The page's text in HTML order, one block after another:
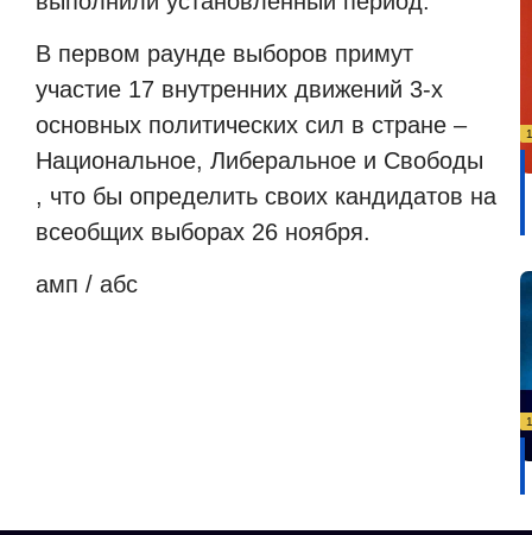
В первом раунде выборов примут
участие 17 внутренних движений 3-х
основных политических сил в стране –
Национальное, Либеральное и Свободы
, что бы определить своих кандидатов на
всеобщих выборах 26 ноября.
амп / абс